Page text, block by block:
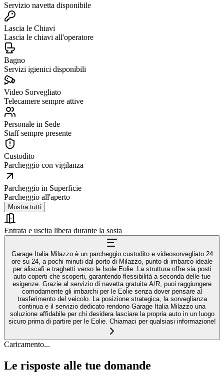
Servizio navetta disponibile
Lascia le Chiavi
Lascia le chiavi all'operatore
Bagno
Servizi igienici disponibili
Video Sorvegliato
Telecamere sempre attive
Personale in Sede
Staff sempre presente
Custodito
Parcheggio con vigilanza
Parcheggio in Superficie
Parcheggio all'aperto
Mostra tutti
Entrata e uscita libera durante la sosta
Garage Italia Milazzo è un parcheggio custodito e videosorvegliato 24
ore su 24, a pochi minuti dal porto di Milazzo, punto di imbarco ideale
per aliscafi e traghetti verso le Isole Eolie. La struttura offre sia posti
auto coperti che scoperti, garantendo flessibilità a seconda delle tue
esigenze. Grazie al servizio di navetta gratuita A/R, puoi raggiungere
comodamente gli imbarchi per le Eolie senza dover pensare al
trasferimento del veicolo. La posizione strategica, la sorveglianza
continua e il servizio dedicato rendono Garage Italia Milazzo una
soluzione affidabile per chi desidera lasciare la propria auto in un luogo
sicuro prima di partire per le Eolie. Chiamaci per qualsiasi informazione!
Caricamento...
Le risposte alle tue domande